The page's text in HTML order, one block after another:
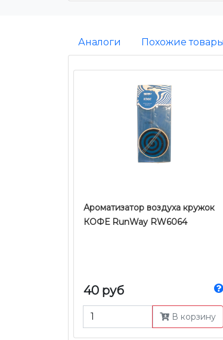
Аналоги Похожие товары
Ароматизатор воздуха кружок
КОФЕ RunWay RW6064
40 руб
В корзину